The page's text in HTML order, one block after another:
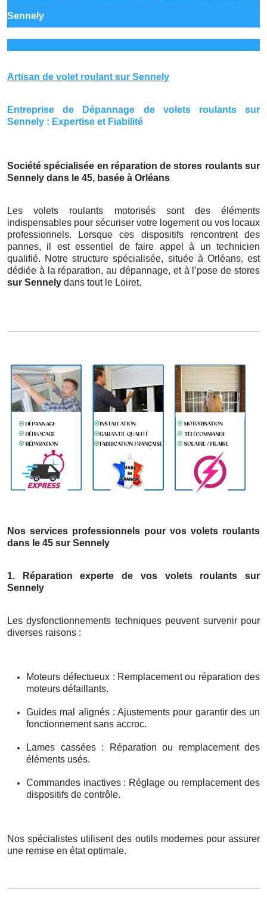
Sennely
Artisan de volet roulant sur Sennely
Entreprise de Dépannage de volets roulants sur
Sennely : Expertise et Fiabilité
Société spécialisée en réparation de stores roulants sur
Sennely dans le 45, basée à Orléans
Les volets roulants motorisés sont des éléments
indispensables pour sécuriser votre logement ou vos locaux
professionnels. Lorsque ces dispositifs rencontrent des
pannes, il est essentiel de faire appel à un technicien
qualifié. Notre structure spécialisée, située à Orléans, est
dédiée à la réparation, au dépannage, et à l’pose de stores
sur Sennely dans tout le Loiret.
Nos services professionnels pour vos volets roulants
dans le 45 sur Sennely
1. Réparation experte de vos volets roulants sur
Sennely
Les dysfonctionnements techniques peuvent survenir pour
diverses raisons :
Moteurs défectueux : Remplacement ou réparation des
moteurs défaillants.
Guides mal alignés : Ajustements pour garantir des un
fonctionnement sans accroc.
Lames cassées : Réparation ou remplacement des
éléments usés.
Commandes inactives : Réglage ou remplacement des
dispositifs de contrôle.
Nos spécialistes utilisent des outils modernes pour assurer
une remise en état optimale.